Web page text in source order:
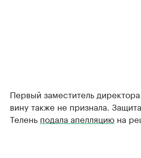
Первый заместитель
вину также не признала.
Телень подала апелляцию на